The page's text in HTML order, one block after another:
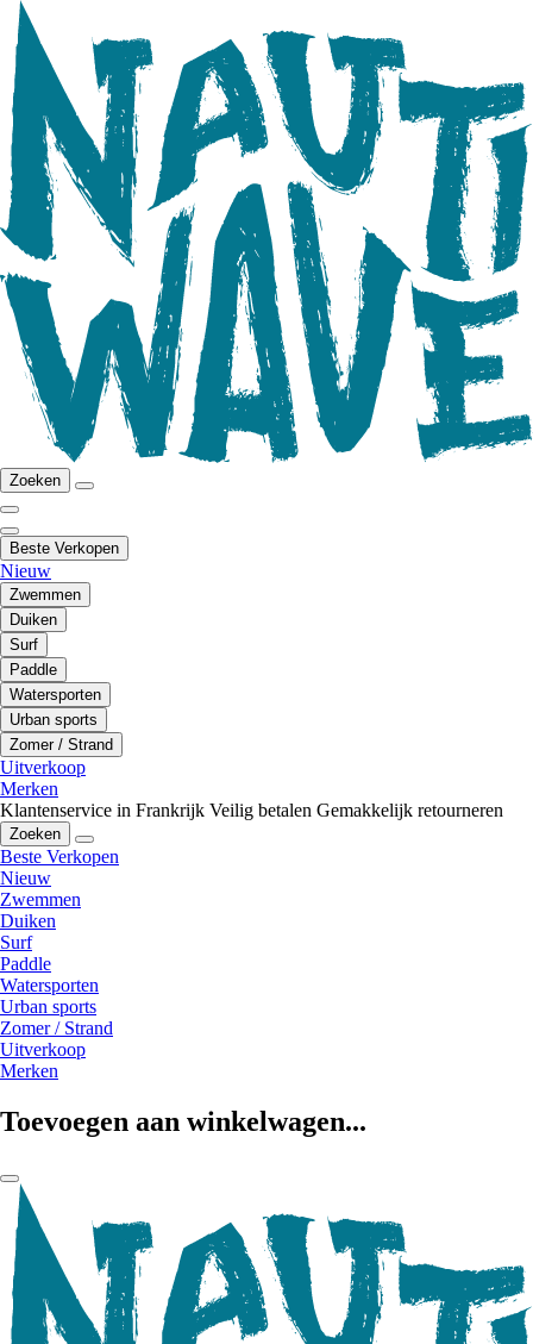
Zoeken
Beste Verkopen
Nieuw
Zwemmen
Duiken
Surf
Paddle
Watersporten
Urban sports
Zomer / Strand
Uitverkoop
Merken
Klantenservice in Frankrijk Veilig betalen Gemakkelijk retourneren
Zoeken
Beste Verkopen
Nieuw
Zwemmen
Duiken
Surf
Paddle
Watersporten
Urban sports
Zomer / Strand
Uitverkoop
Merken
Toevoegen aan winkelwagen...